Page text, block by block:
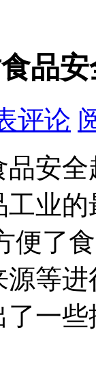
品
评论
品安
业
便了
等
一